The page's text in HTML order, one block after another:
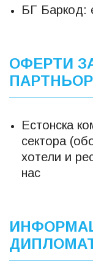
БГ Баркод:
ОФЕРТИ
Естонска
сектора
хотели и
нас